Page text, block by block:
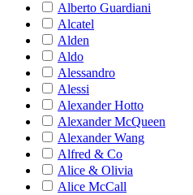
Alberto Guardiani
Alcatel
Alden
Aldo
Alessandro
Alessi
Alexander Hotto
Alexander McQueen
Alexander Wang
Alfred & Co
Alice & Olivia
Alice McCall